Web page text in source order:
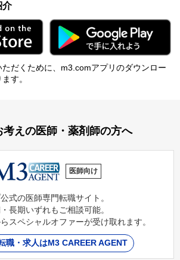
介
だくために、m3.comアプリのダウンロー
す。
考えの医師・薬剤師の方へ
医師向け
式の医師専門転職サイト。
長期いずれもご相談可能。
スペシャルオファーが受け取れます。
職・求人はM3 CAREER AGENT